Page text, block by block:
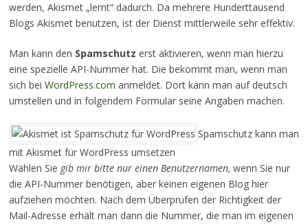
werden, Akismet „lernt“ dadurch. Da mehrere Hunderttausend
Blogs Akismet benutzen, ist der Dienst mittlerweile sehr effektiv.
Man kann den Spamschutz erst aktivieren, wenn man hierzu
eine spezielle API-Nummer hat. Die bekommt man, wenn man
sich bei WordPress.com anmeldet. Dort kann man auf deutsch
umstellen und in folgendem Formular seine Angaben machen.
Spamschutz kann man
mit Akismet für WordPress umsetzen
Wählen Sie gib mir bitte nur einen Benutzernamen, wenn Sie nur
die API-Nummer benötigen, aber keinen eigenen Blog hier
aufziehen möchten. Nach dem Überprüfen der Richtigkeit der
Mail-Adresse erhält man dann die Nummer, die man im eigenen